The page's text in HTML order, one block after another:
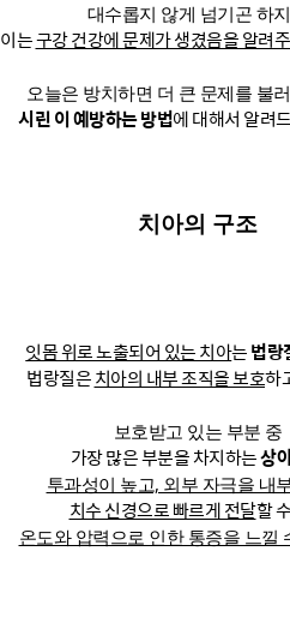
대수롭지 않게 넘기곤 하
이는구강 건강에 문제가 생겼음을 알려
오늘은 방치하면 더 큰 문제를 불
시린 이 예방하는 방법에 대해서 알려
치아의 구조
잇몸 위로 노출되어 있는 치아는법랑
법랑질은치아의 내부 조직을 보호하
보호받고 있는 부분 중
가장 많은 부분을 차지하는상
투과성이 높고, 외부 자극을 내
치수 신경으로 빠르게 전달할
온도와 압력으로 인한 통증을 느낄